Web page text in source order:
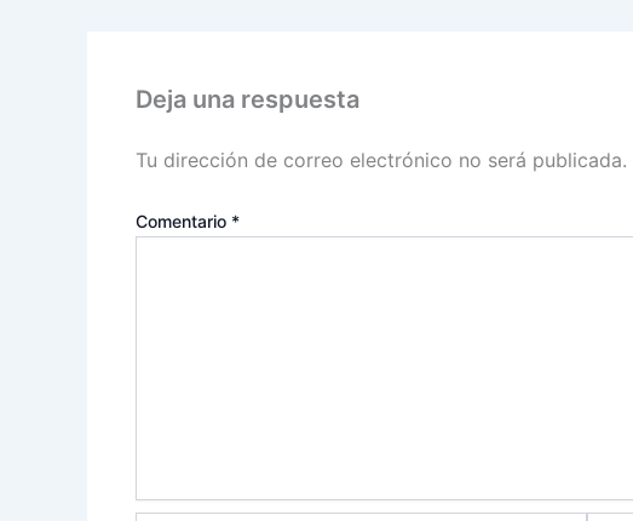
Deja una respuesta
Tu dirección de correo electrónico no será publicada.
Comentario *